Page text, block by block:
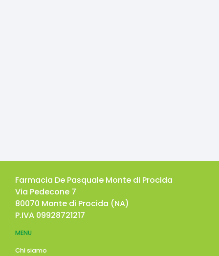
Farmacia De Pasquale Monte di Procida
Via Pedecone 7
80070 Monte di Procida (NA)
P.IVA 09928721217
MENU
Chi siamo